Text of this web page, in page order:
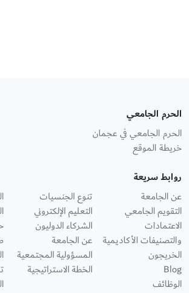
الحرم الجامعي
الحرم الجامعي في عجمان
خريطة الموقع
روابط سريعة
عن الجامعة
التقويم الجامعي
الاعتمادات
والتصنيفات الأكاديمية
الخريجون
Blog
الوظائف
تنوع الجنسيات
التعليم الإلكتروني
الشركاء الدوليون
عن الجامعة
المسؤولية المجتمعية
الخطة الاستراتيجية